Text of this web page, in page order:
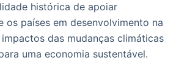
histórica de apoiar
os países em desenvolvimento na
das mudanças climáticas
uma economia sustentável.